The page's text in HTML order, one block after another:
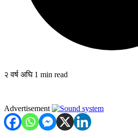
२ वर्ष अघि 1 min read
Advertisement